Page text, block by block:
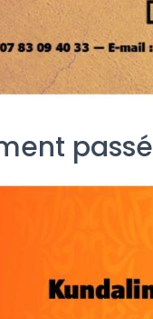
passé